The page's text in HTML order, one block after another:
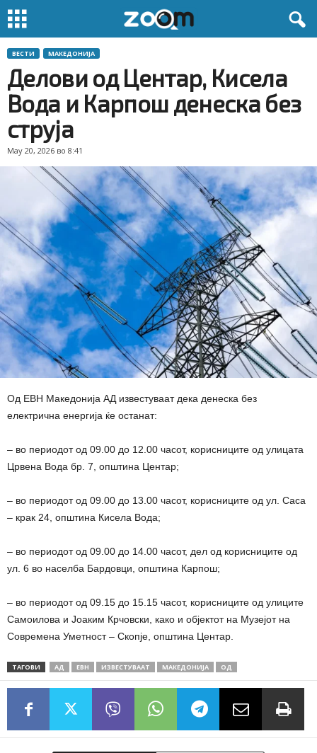
ВЕСТИ МАКЕДОНИЈА
Делови од Центар, Кисела
Вода и Карпош денеска без
струја
May 20, 2026 во 8:41
Од ЕВН Македонија АД известуваат дека денеска без
електрична енергија ќе останат:
– во периодот од 09.00 до 12.00 часот, корисниците од улицата
Црвена Вода бр. 7, општина Центар;
– во периодот од 09.00 до 13.00 часот, корисниците од ул. Саса
– крак 24, општина Кисела Вода;
– во периодот од 09.00 до 14.00 часот, дел од корисниците од
ул. 6 во населба Бардовци, општина Карпош;
– во периодот од 09.15 до 15.15 часот, корисниците од улиците
Самоилова и Јоаким Крчовски, како и објектот на Музејот на
Современа Уметност – Скопје, општина Центар.
ТАГОВИ АД ЕВН ИЗВЕСТУВААТ МАКЕДОНИЈА ОД